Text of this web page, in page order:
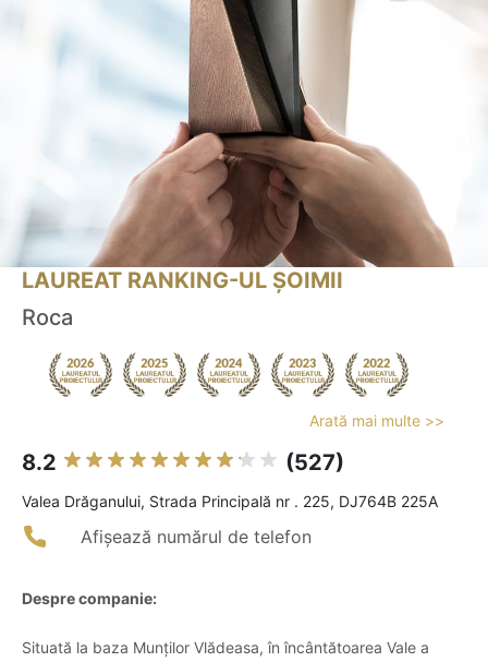
LAUREAT RANKING-UL ȘOIMII
Roca
Arată mai multe >>
8.2 (527)
Valea Drăganului, Strada Principală nr . 225, DJ764B 225A
Afișează numărul de telefon
Despre companie:
Situată la baza Munților Vlădeasa, în încântătoarea Vale a